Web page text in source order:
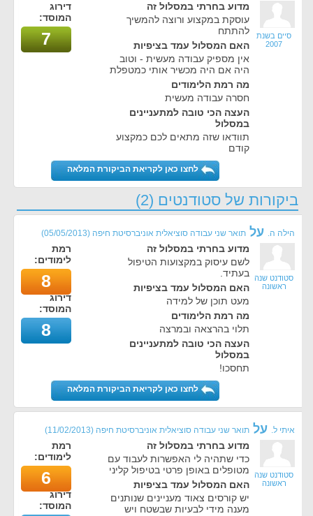
סיים בשנת
2007
מדוע בחרתי במסלול זה
עוסקת במקצוע ורוצה להמשיך
להתתח
האם המסלול עמד בציפיות
אין מספיק עבודה מעשית - וטוב
היה אם היה מכשיר אותי כמטפלת
מה רמת הלימודים
חסרה עבודה מעשית
העצה הכי טובה למתעניינים
במסלול
תוודאו שזה מתאים לכם כמקצוע
קודם
דירוג
המוסד:
7
לחצו כאן לקריאת הביקורת המלאה
ביקורות של סטודנטים (2)
הילה ה. על תואר שני עבודה סוציאלית אוניברסיטת חיפה (
05/05/2013
)
סטודנט שנה
ראשונה
מדוע בחרתי במסלול זה
לשם עיסוק במקצועות הטיפול
בעתיד.
האם המסלול עמד בציפיות
מעט תוכן של למידה
מה רמת הלימודים
תלוי בהרצאה ובמרצה
העצה הכי טובה למתעניינים
במסלול
תחסכו!
רמת
לימודים:
8
דירוג
המוסד:
8
לחצו כאן לקריאת הביקורת המלאה
איתי ל. על תואר שני עבודה סוציאלית אוניברסיטת חיפה (
11/02/2013
)
סטודנט שנה
ראשונה
מדוע בחרתי במסלול זה
כדי שתהיה לי האפשרות לעבוד עם
מטופלים באופן פרטי בטיפול קליני
האם המסלול עמד בציפיות
יש קורסים צאוד מעניינים שנותנים
מענה מידי לבעיות שבשטח ויש
רמת
לימודים:
6
דירוג
המוסד: